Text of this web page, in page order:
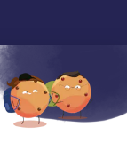
newsletters